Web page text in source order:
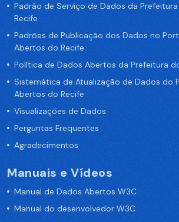
Padrão de Serviço de Dados da
Recife
Padrões de Publicação dos Dados no
Abertos do Recife
Política de Dados Abertos da Prefeitura
Sistemática de Atualização de Dados do
Abertos do Recife
Visualizações de Dados
Perguntas Frequentes
Agradecimentos
Manuais e Vídeos
Manual de Dados Abertos W3C
Manual do desenvolvedor W3C